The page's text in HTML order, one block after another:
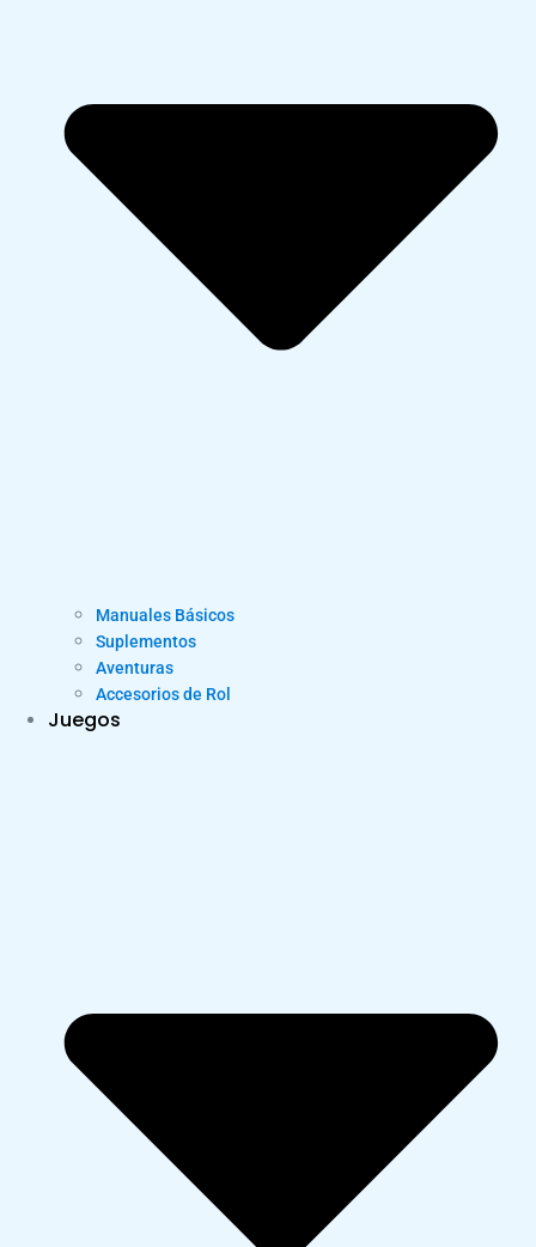
Manuales Básicos
Suplementos
Aventuras
Accesorios de Rol
Juegos